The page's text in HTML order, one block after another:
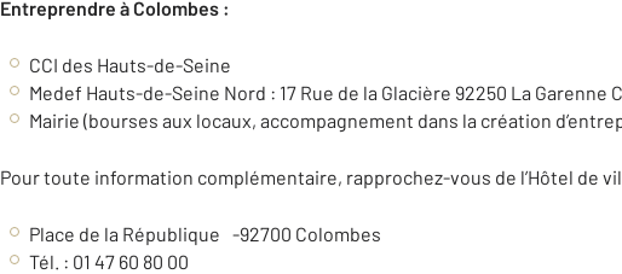
Entreprendre à Colombes :
CCI des Hauts-de-Seine
Medef Hauts-de-Seine Nord : 17 Rue de la Glacière 92250 La Garenne
Mairie (bourses aux locaux, accompagnement dans la création
Pour toute information complémentaire, rapprochez-vous de l’Hôtel de
Place de la République -92700 Colombes
Tél. : 01 47 60 80 00